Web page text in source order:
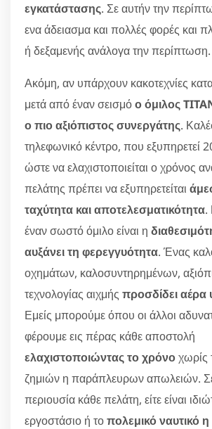
εγκατάστασης. Σε αυτήν την
ενα άδειασμα και πολλές φορές και
ή δεξαμενής ανάλογα την περίπτωση.
Ακόμη, αν υπάρχουν κακοτεχνίες
μετά από έναν σεισμόο όμιλος
ο πιο αξιόπιστος συνεργάτης.
τηλεφωνικό κέντρο, που εξυπηρετεί
ώστε να ελαχιστοποιείται ο χρόνος
πελάτης πρέπει να εξυπηρετείται
ταχύτητα και αποτελεσματικότητα.
έναν σωστό όμιλο είναι η
αυξάνει τη φερεγγυότητα. Ένας
οχημάτων, καλοσυντηρημένων,
τεχνολογίας αιχμής προσδίδει αέρα
Εμείς μπορούμε όπου οι άλλοι
φέρουμε εις πέρας κάθε αποστολή
ελαχιστοποιώντας το χρόνοχωρίς
ζημιών η παράπλευρων απωλειών.
περιουσία κάθε πελάτη, είτε είναι
εργοστάσιο ή τοπολεμικό ναυτικό